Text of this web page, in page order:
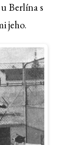
Berlína s
jeho.